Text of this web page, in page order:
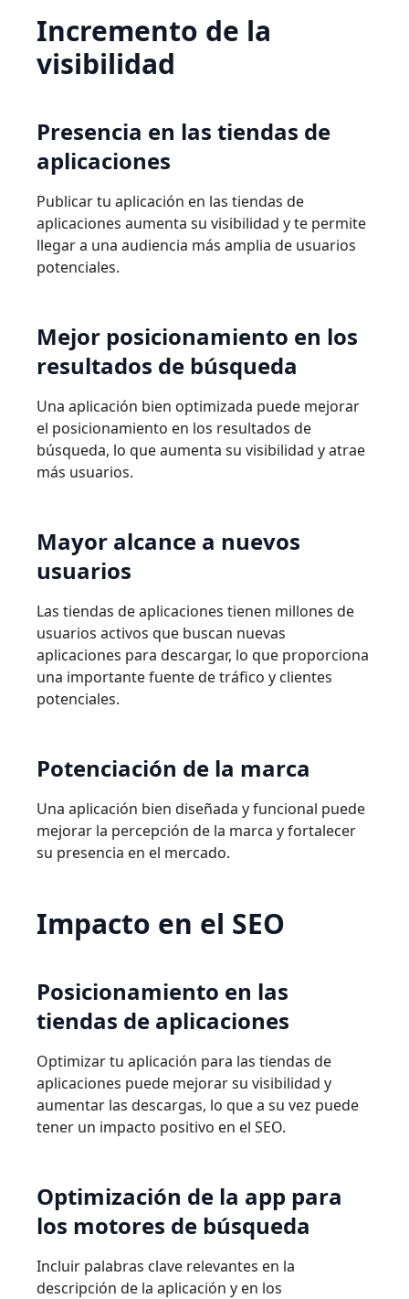
Incremento de la
visibilidad
Presencia en las tiendas de
aplicaciones
Publicar tu aplicación en las tiendas de
aplicaciones aumenta su visibilidad y te permite
llegar a una audiencia más amplia de usuarios
potenciales.
Mejor posicionamiento en los
resultados de búsqueda
Una aplicación bien optimizada puede mejorar
el posicionamiento en los resultados de
búsqueda, lo que aumenta su visibilidad y atrae
más usuarios.
Mayor alcance a nuevos
usuarios
Las tiendas de aplicaciones tienen millones de
usuarios activos que buscan nuevas
aplicaciones para descargar, lo que proporciona
una importante fuente de tráﬁco y clientes
potenciales.
Potenciación de la marca
Una aplicación bien diseñada y funcional puede
mejorar la percepción de la marca y fortalecer
su presencia en el mercado.
Impacto en el SEO
Posicionamiento en las
tiendas de aplicaciones
Optimizar tu aplicación para las tiendas de
aplicaciones puede mejorar su visibilidad y
aumentar las descargas, lo que a su vez puede
tener un impacto positivo en el SEO.
Optimización de la app para
los motores de búsqueda
Incluir palabras clave relevantes en la
descripción de la aplicación y en los